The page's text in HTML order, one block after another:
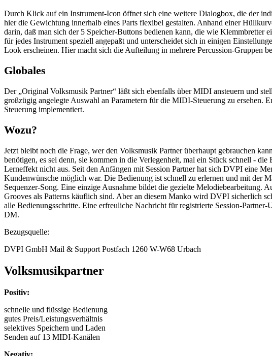
Durch Klick auf ein Instrument-Icon öffnet sich eine weitere Dialogbox, die der
hier die Gewichtung innerhalb eines Parts flexibel gestalten. Anhand einer
darin, daß man sich der 5 Speicher-Buttons bedienen kann, die wie
für jedes Instrument speziell angepaßt und unterscheidet sich in einigen
Look erscheinen. Hier macht sich die Aufteilung in mehrere Percussion-Gruppen
Globales
Der „Original Volksmusik Partner“ läßt sich ebenfalls über MIDI ansteuern und
großzügig angelegte Auswahl an Parametern für die MIDI-Steuerung zu
Steuerung implementiert.
Wozu?
Jetzt bleibt noch die Frage, wer den Volksmusik Partner überhaupt gebrauchen
benötigen, es sei denn, sie kommen in die Verlegenheit, mal ein Stück schnell -
Lerneffekt nicht aus. Seit den Anfängen mit Session Partner hat sich DVPI eine
Kundenwünsche möglich war. Die Bedienung ist schnell zu erlernen und mit der
Sequenzer-Song. Eine einzige Ausnahme bildet die gezielte Melodiebearbeitung.
Grooves als Patterns käuflich sind. Aber an diesem Manko wird DVPI sicherlich
alle Bedienungsschritte. Eine erfreuliche Nachricht für registrierte Session-
DM.
Bezugsquelle:
DVPI GmbH Mail & Support Postfach 1260 W-W68 Urbach
Volksmusikpartner
Positiv:
schnelle und flüssige Bedienung
gutes Preis/Leistungsverhältnis
selektives Speichern und Laden
Senden auf 13 MIDI-Kanälen
Negativ: